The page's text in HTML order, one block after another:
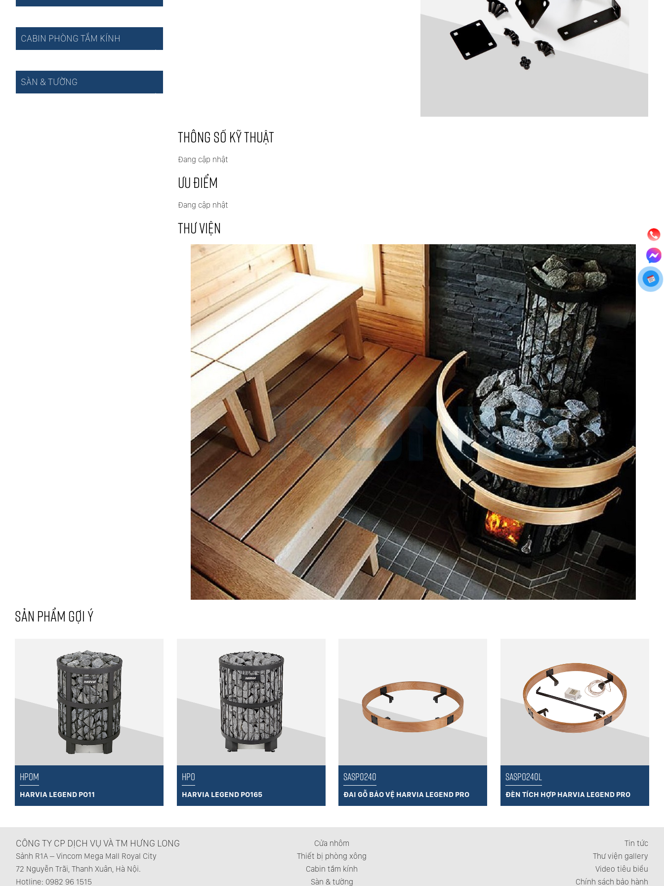
CABIN PHÒNG TẮM KÍNH
SÀN & TƯỜNG
THÔNG SỐ KỸ THUẬT
Đang cập nhật
ƯU ĐIỂM
Đang cập nhật
THƯ VIỆN
SẢN PHẨM GỢI Ý
HPOM
HARVIA LEGEND PO11
HPO
HARVIA LEGEND PO165
SASP0240
ĐAI GỖ BẢO VỆ HARVIA LEGEND PRO
SASPO240L
ĐÈN TÍCH HỢP HARVIA LEGEND PRO
CÔNG TY CP DỊCH VỤ VÀ TM HƯNG LONG
Sảnh R1A – Vincom Mega Mall Royal City
72 Nguyễn Trãi, Thanh Xuân, Hà Nội.
Hotline: 0982 96 1515
Cửa nhôm
Thiết bị phòng xông
Cabin tắm kính
Sàn & tường
Tin tức
Thư viện gallery
Video tiêu biểu
Chính sách bảo hành